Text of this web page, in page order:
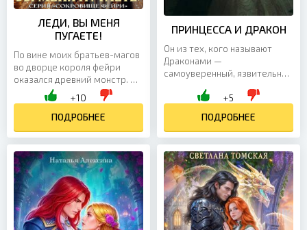
ЛЕДИ, ВЫ МЕНЯ
ПУГАЕТЕ!
По вине моих братьев-магов
во дворце короля фейри
оказался древний монстр. И
теперь, чтобы просто
остаться в живых, мне
приходится изображать из
себя...
+10
ПОДРОБНЕЕ
ПРИНЦЕССА И ДРАКОН
Он из тех, кого называют
Драконами —
самоуверенный, язвительный
героя, которому хочется
выбора у...
+5
ПОДРОБНЕЕ